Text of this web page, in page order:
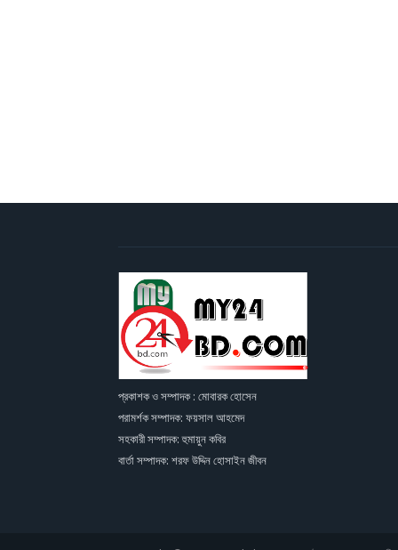
প্রকাশক ও সম্পাদক : মোবারক হোসেন
পরামর্শক সম্পাদক: ফয়সাল আহমেদ
সহকারী সম্পাদক: হুমায়ুন কবির
বার্তা সম্পাদক: শরফ উদ্দিন হোসাইন জীবন